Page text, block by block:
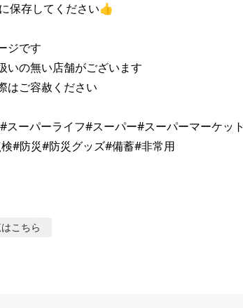
保存してください👍
ジです
いの無い店舗がございます
はご容赦ください
スーパーライフ#スーパー#スーパーマーケット
こちら